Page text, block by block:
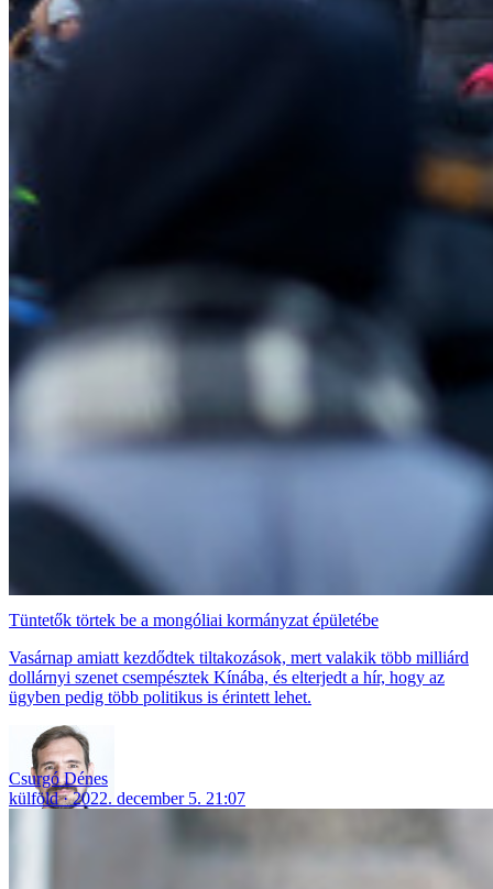
Tüntetők törtek be a mongóliai kormányzat épületébe
Vasárnap amiatt kezdődtek tiltakozások, mert valakik több milliárd
dollárnyi szenet csempésztek Kínába, és elterjedt a hír, hogy az
ügyben pedig több politikus is érintett lehet.
Csurgó Dénes
külföld
2022. december 5. 21:07